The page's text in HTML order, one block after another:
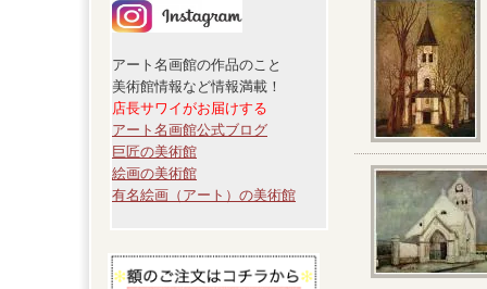
アート名画館の作品のこと
美術館情報など情報満載！
店長サワイがお届けする
アート名画館公式ブログ
巨匠の美術館
絵画の美術館
有名絵画（アート）の美術館